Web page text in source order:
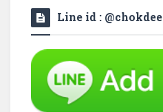
Line id : @chokdee